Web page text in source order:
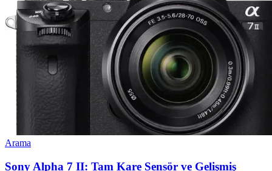
Arama
Sony Alpha 7 II: Tam Kare Sensör ve Gelişmiş